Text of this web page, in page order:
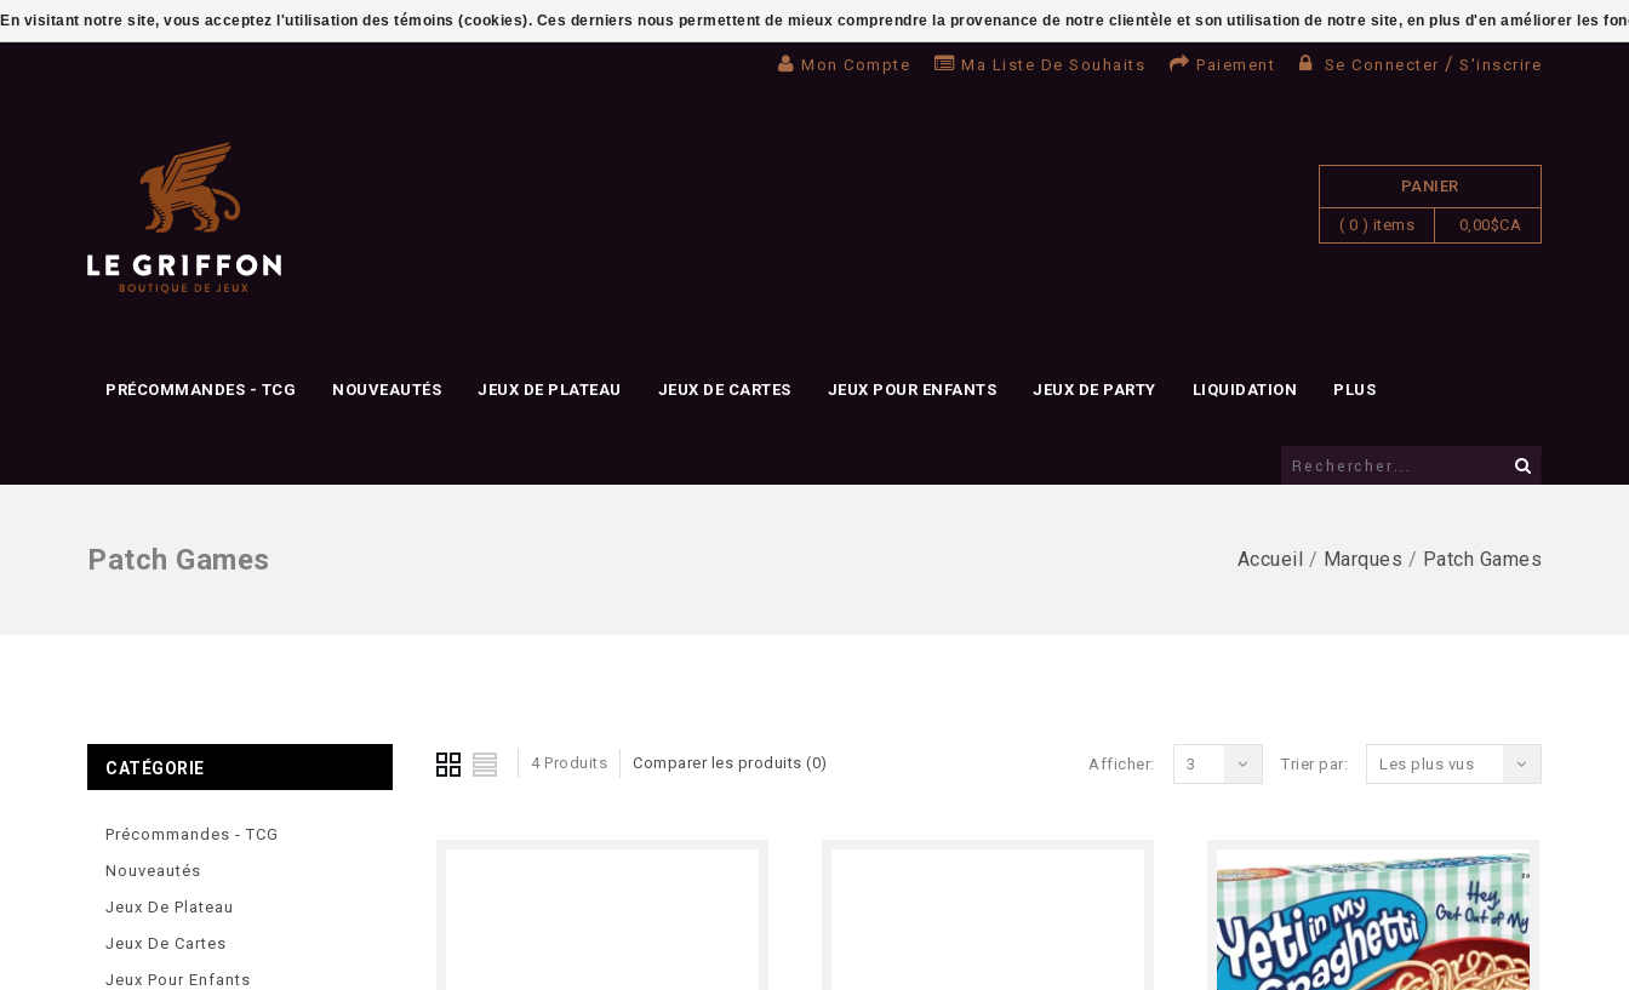
Mon Compte Ma Liste De Souhaits Paiement Se Connecter / S'inscrire
PANIER
( 0 ) items 0,00$CA
PRÉCOMMANDES - TCG NOUVEAUTÉS JEUX DE PLATEAU JEUX DE CARTES JEUX POUR ENFANTS JEUX DE PARTY LIQUIDATION PLUS
Patch Games Accueil / Marques / Patch Games
4 Produits Comparer les produits (0) Trier par: Les plus vus
Afficher: 3
CATÉGORIE
Précommandes - TCG
Nouveautés
Jeux De Plateau
Jeux De Cartes
Jeux Pour Enfants
En visitant notre site, vous acceptez l'utilisation des témoins (cookies). Ces derniers nous permettent de mieux comprendre la provenance de notre clientèle et son utilisation de notre site, en plus d'en améliorer les